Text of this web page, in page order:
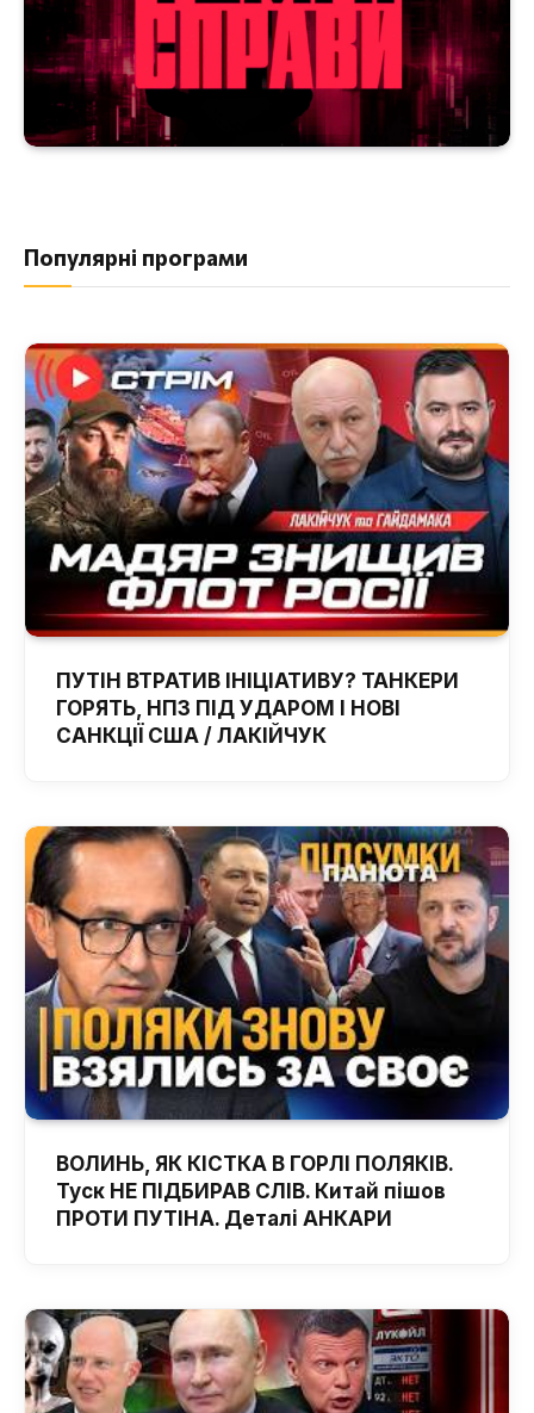
Популярні програми
ПУТІН ВТРАТИВ ІНІЦІАТИВУ? ТАНКЕРИ
ГОРЯТЬ, НПЗ ПІД УДАРОМ І НОВІ
САНКЦІЇ США / ЛАКІЙЧУК
ВОЛИНЬ, ЯК КІСТКА В ГОРЛІ ПОЛЯКІВ.
Туск НЕ ПІДБИРАВ СЛІВ. Китай пішов
ПРОТИ ПУТІНА. Деталі АНКАРИ